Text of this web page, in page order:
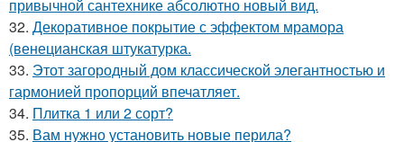
привычной сантехнике абсолютно новый вид.
32. Декоративное покрытие с эффектом мрамора
(венецианская штукатурка.
33. Этот загородный дом классической элегантностью и
гармонией пропорций впечатляет.
34. Плитка 1 или 2 сорт?
35. Вам нужно установить новые перила?